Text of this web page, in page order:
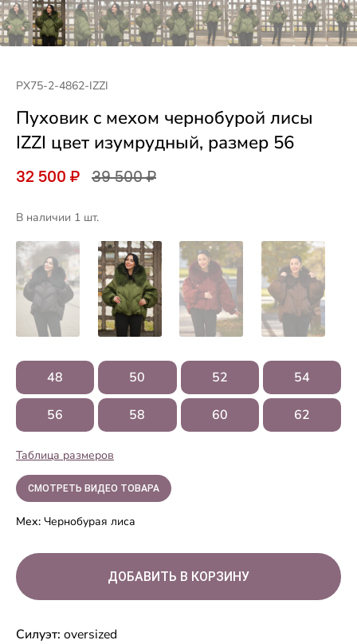
PX75-2-4862-IZZI
Пуховик c мехом чернобурой лисы
IZZI цвет изумрудный, размер 56
32 500 ₽ 39 500 ₽
В наличии 1 шт.
48 50 52 54
56 58 60 62
Таблица размеров
СМОТРЕТЬ ВИДЕО ТОВАРА
Мех: Чернобурая лиса
Силуэт: oversized